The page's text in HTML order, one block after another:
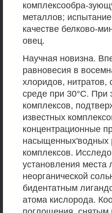
комплексообра-
металлов;
качестве белково-
овец.
Научная новизна.
равновесия в
хлоридов,
среде при 30°С. При
комплексов,
известных
концентрационные
насыщенных'водных
комплексов.
установления места
неорганической
бидентатным
атома кислорода.